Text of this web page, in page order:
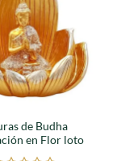
de Budha
en Flor loto